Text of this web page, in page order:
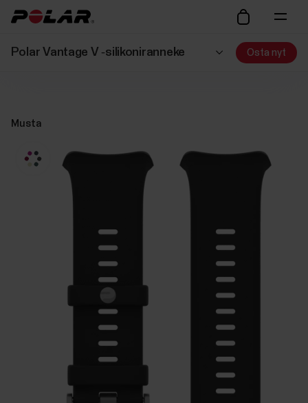
Polar Vantage V ‑silikoniranneke Osta nyt
Musta